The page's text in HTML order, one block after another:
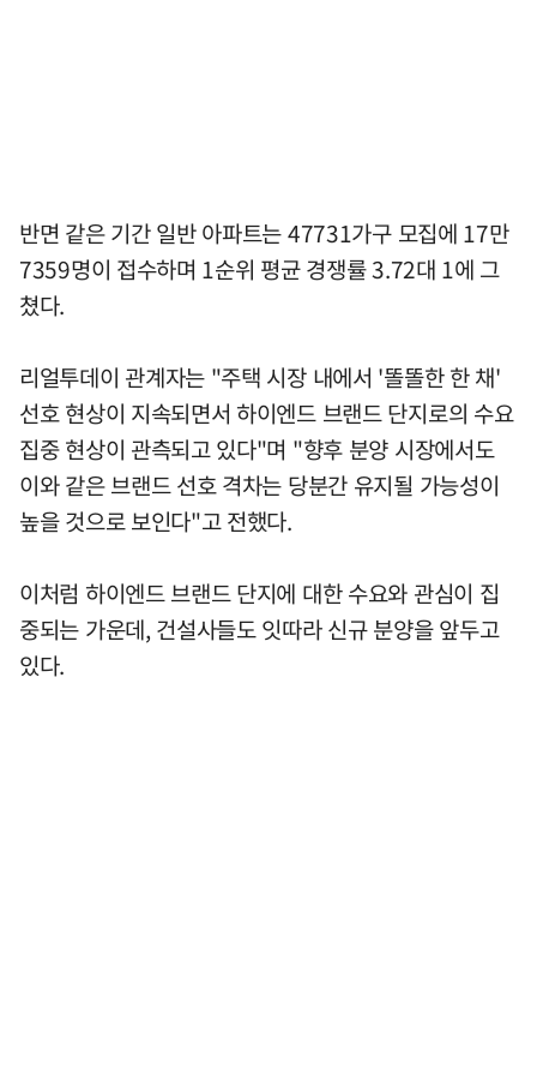
반면 같은 기간 일반 아파트는 47731가구 모집에 17만
7359명이 접수하며 1순위 평균 경쟁률 3.72대 1에 그
쳤다.
리얼투데이 관계자는 "주택 시장 내에서 '똘똘한 한 채'
선호 현상이 지속되면서 하이엔드 브랜드 단지로의 수요
집중 현상이 관측되고 있다"며 "향후 분양 시장에서도
이와 같은 브랜드 선호 격차는 당분간 유지될 가능성이
높을 것으로 보인다"고 전했다.
이처럼 하이엔드 브랜드 단지에 대한 수요와 관심이 집
중되는 가운데, 건설사들도 잇따라 신규 분양을 앞두고
있다.